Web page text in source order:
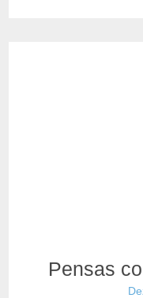
Pensas